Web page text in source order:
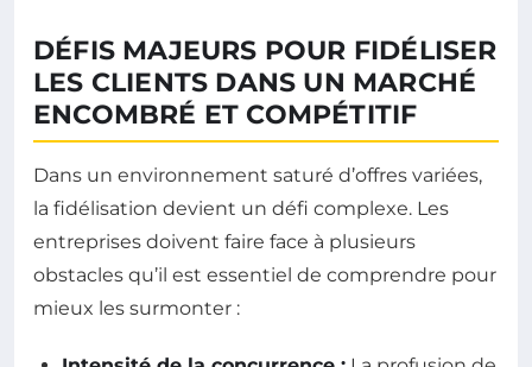
DÉFIS MAJEURS POUR FIDÉLISER
LES CLIENTS DANS UN MARCHÉ
ENCOMBRÉ ET COMPÉTITIF
Dans un environnement saturé d’offres variées,
la fidélisation devient un défi complexe. Les
entreprises doivent faire face à plusieurs
obstacles qu’il est essentiel de comprendre pour
mieux les surmonter :